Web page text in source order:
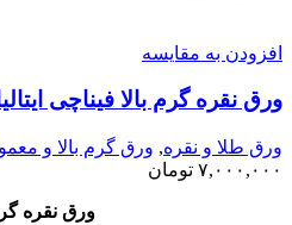
افزودن به مقایسه
ورق نقره گرم بالا فیناچی
ورق طلا و نقره, ورق گرم بالا و
۷,۰۰۰,۰۰۰ تومان
ورق نقره